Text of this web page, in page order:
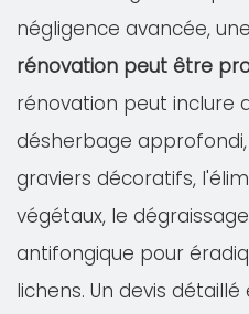
négligence avancée, une
rénovation peut être
rénovation peut inclure
désherbage
graviers décoratifs,
végétaux, le
antifongique pour
lichens. Un devis